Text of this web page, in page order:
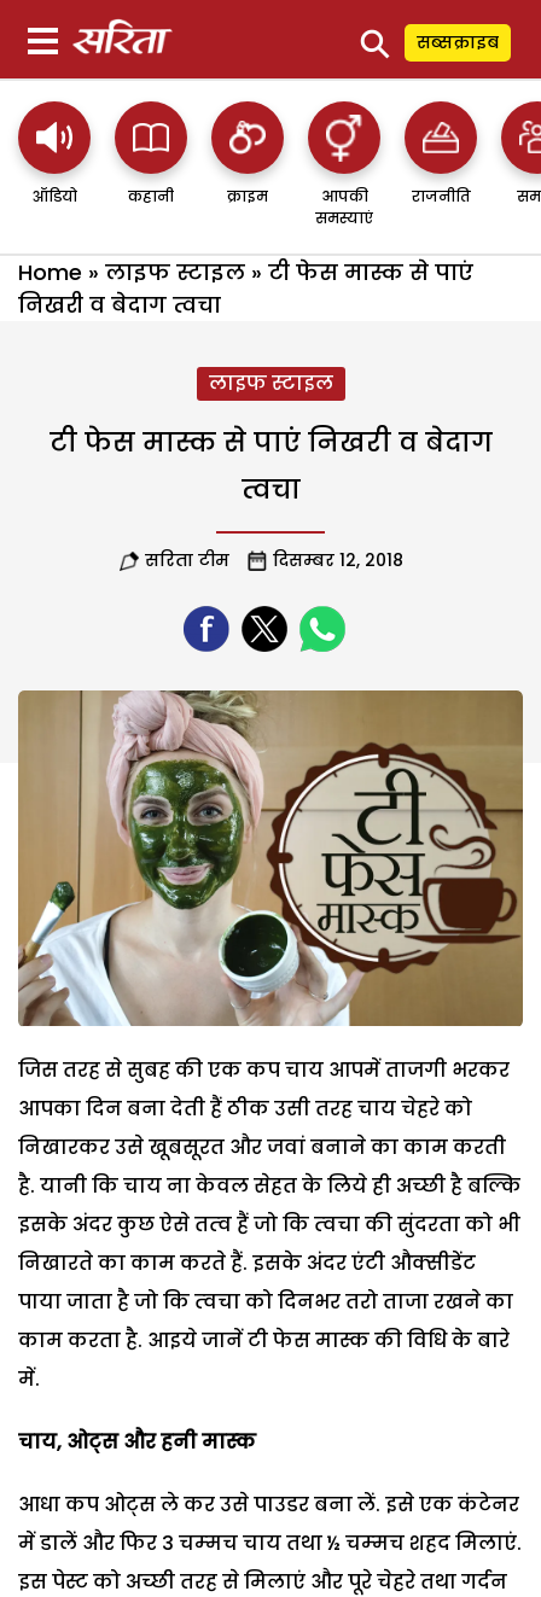
⚲ सब्सक्राइब
ऑडियो कहानी क्राइम
आपकी
समस्याएं
राजनीति
Home » लाइफ स्टाइल » टी फेस मास्क से पाएं
निखरी व बेदाग त्वचा
लाइफ स्टाइल
टी फेस मास्क से पाएं निखरी व बेदाग
त्वचा
सरिता टीम दिसम्बर 12, 2018
जिस तरह से सुबह की एक कप चाय आपमें ताजगी भरकर
आपका दिन बना देती हैं ठीक उसी तरह चाय चेहरे को
निखारकर उसे खूबसूरत और जवां बनाने का काम करती
है. यानी कि चाय ना केवल सेहत के लिये ही अच्‍छी है बल्कि
इसके अंदर कुछ ऐसे तत्‍व हैं जो कि त्‍वचा की सुंदरता को भी
निखारते का काम करते हैं. इसके अंदर एंटी औक्‍सीडेंट
पाया जाता है जो कि त्‍वचा को दिनभर तरो ताजा रखने का
काम करता है. आइये जानें टी फेस मास्‍क की विधि के बारे
में.
चाय, ओट्स और हनी मास्‍क
आधा कप ओट्स ले कर उसे पाउडर बना लें. इसे एक कंटेनर
में डालें और फिर 3 चम्‍मच चाय तथा ½ चम्‍मच शहद मिलाएं.
इस पेस्‍ट को अच्‍छी तरह से मिलाएं और पूरे चेहरे तथा गर्दन